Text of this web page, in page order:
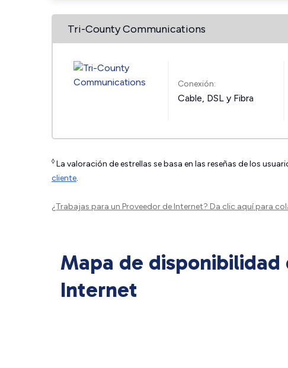
Tri-County Communications
Conexión:
Cable, DSL y Fibra
◊ La valoración de estrellas se basa en las reseñas de los
cliente.
¿Trabajas para un Proveedor de Internet? Da clic aquípara
Mapa de disponibilidad
Internet